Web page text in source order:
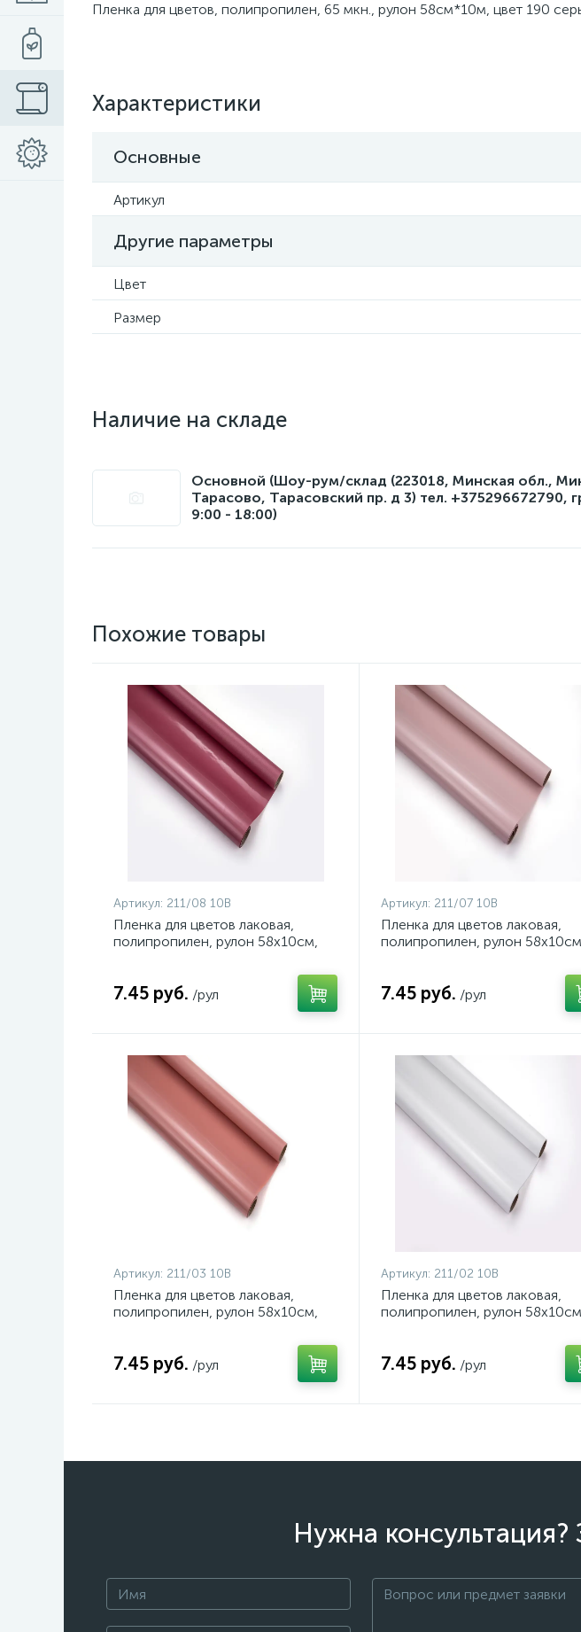
Пленка для цветов, полипропилен, 65 мкн., рулон 58см*10м, цвет 190
Характеристики
Основные
Артикул
Другие параметры
Цвет
Размер
Наличие на складе
Основной (Шоу-рум/склад (223018, Минская обл.,
Тарасово, Тарасовский пр. д 3) тел. +375296672790,
9:00 - 18:00)
Похожие товары
Артикул: 211/08 10В
Пленка для цветов лаковая,
полипропилен, рулон 58х10см,
7.45 руб. /рул
Артикул: 211/07 10В
Пленка для цветов лаковая,
полипропилен, рулон
7.45 руб. /рул
Артикул: 211/03 10В
Пленка для цветов лаковая,
полипропилен, рулон 58х10см,
7.45 руб. /рул
Артикул: 211/02 10В
Пленка для цветов лаковая,
полипропилен, рулон
7.45 руб. /рул
Нужна консультация?